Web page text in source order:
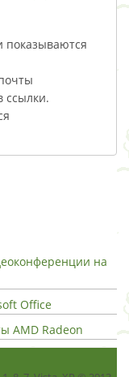
показываются
ссылки.
на
Office
AMD Radeon